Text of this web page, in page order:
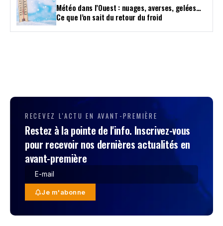
Météo dans l’Ouest : nuages, averses, gelées…
Ce que l’on sait du retour du froid
RECEVEZ L'ACTU EN AVANT-PREMIÈRE
Restez à la pointe de l'info. Inscrivez-vous
pour recevoir nos dernières actualités en
avant-première
Je m'abonne